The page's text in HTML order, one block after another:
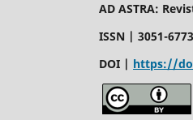
AD ASTRA:
ISSN | 3051-6773
DOI | https://